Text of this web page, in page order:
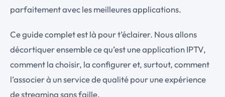
parfaitement avec les meilleures applications.
Ce guide complet est là pour t’éclairer. Nous allons
décortiquer ensemble ce qu’est une application IPTV,
comment la choisir, la configurer et, surtout, comment
l’associer à un service de qualité pour une expérience
de streaming sans faille.